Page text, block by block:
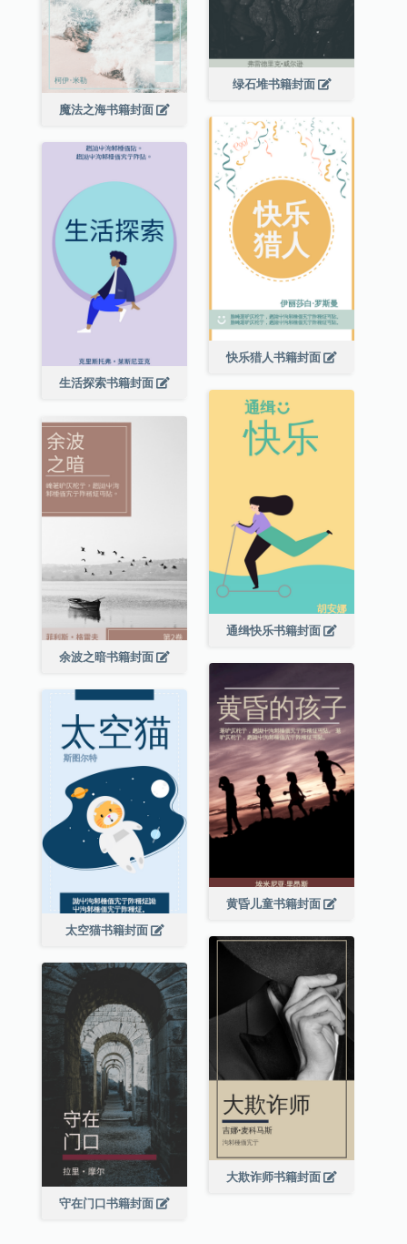
绿石堆书籍封面
魔法之海书籍封面
快乐猎人书籍封面
生活探索书籍封面
通缉快乐书籍封面
余波之暗书籍封面
黄昏儿童书籍封面
太空猫书籍封面
大欺诈师书籍封面
守在门口书籍封面